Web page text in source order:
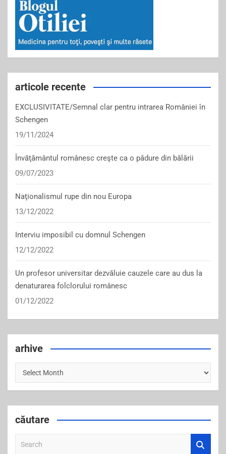
articole recente
EXCLUSIVITATE/Semnal clar pentru intrarea României în
Schengen
19/11/2024
Învăţământul românesc creşte ca o pădure din bălării
09/07/2023
Naţionalismul rupe din nou Europa
13/12/2022
Interviu imposibil cu domnul Schengen
12/12/2022
Un profesor universitar dezvăluie cauzele care au dus la
denaturarea folclorului românesc
01/12/2022
arhive
arhive
căutare